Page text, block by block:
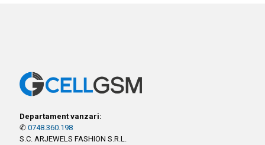
Departament vanzari:
✆ 0748.360.198
S.C. ARJEWELS FASHION S.R.L.